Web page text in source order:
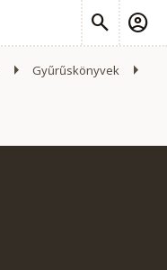
Gyűrűskönyvek